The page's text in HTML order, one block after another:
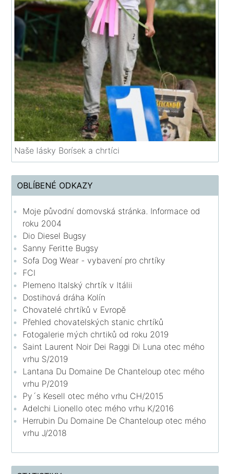
Naše lásky Borísek a chrtíci
OBLÍBENÉ ODKAZY
Moje původní domovská stránka. Informace od
roku 2004
Dio Diesel Bugsy
Sanny Feritte Bugsy
Sofa Dog Wear - vybavení pro chrtíky
FCI
Plemeno Italský chrtík v Itálii
Dostihová dráha Kolín
Chovatelé chrtíků v Evropě
Přehled chovatelských stanic chrtíků
Fotogalerie mých chrtiků od roku 2019
Saint Laurent Noir Dei Raggi Di Luna otec mého
vrhu S/2019
Lantana Du Domaine De Chanteloup otec mého
vrhu P/2019
Py´s Kesell otec mého vrhu CH/2015
Adelchi Lionello otec mého vrhu K/2016
Herrubin Du Domaine De Chanteloup otec mého
vrhu J/2018